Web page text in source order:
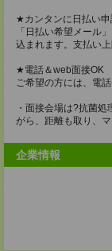
★カンタンに日払い申
「日払い希望メール
込まれます。支払い
★電話＆web面接OK
ご希望の方には、電
・面接会場は?抗菌
がら、距離も取り、
企業情報